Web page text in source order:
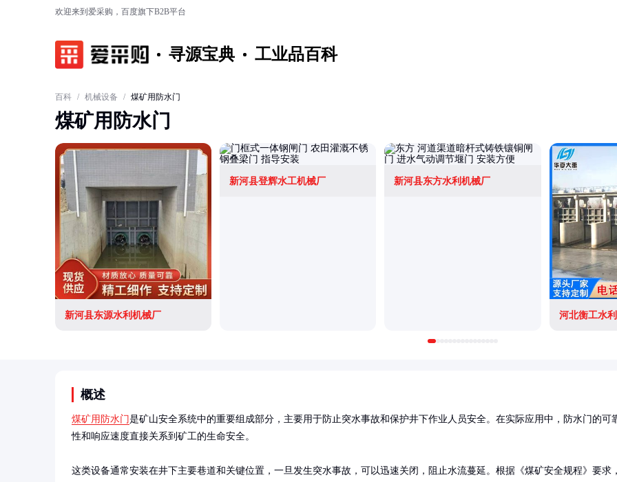
欢迎来到爱采购，百度旗下B2B平台
寻源宝典 工业品百科
百科 / 机械设备 / 煤矿用防水门
煤矿用防水门
新河县东源水利机械厂
新河县登辉水工机械厂 新河县东方水利机械厂
河北衡工水
概述
煤矿用防水门是矿山安全系统中的重要组成部分，主要用于防止突水事故和保护井下作业人员安全。在实际应用中，防水门的可
性和响应速度直接关系到矿工的生命安全。
这类设备通常安装在井下主要巷道和关键位置，一旦发生突水事故，可以迅速关闭，阻止水流蔓延。根据《煤矿安全规程》要求